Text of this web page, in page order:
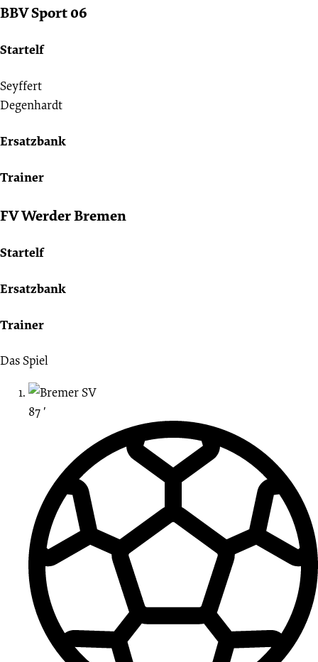
BBV Sport 06
Startelf
Seyffert
Degenhardt
Ersatzbank
Trainer
FV Werder Bremen
Startelf
Ersatzbank
Trainer
Das Spiel
87 ′